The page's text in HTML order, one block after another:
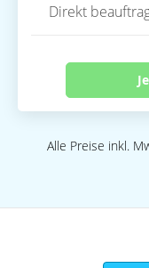
Direkt
Alle Preise inkl.